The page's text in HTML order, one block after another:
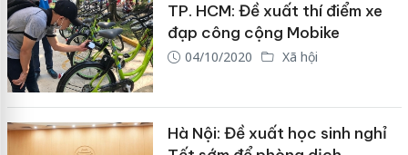
TP. HCM: Đề xuất thí điểm xe
đạp công cộng Mobike
04/10/2020 Xã hội
Hà Nội: Đề xuất học sinh nghỉ